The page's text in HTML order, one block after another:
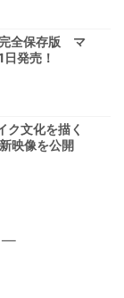
全保存版 マ
発売！
ク文化を描く
映像を公開